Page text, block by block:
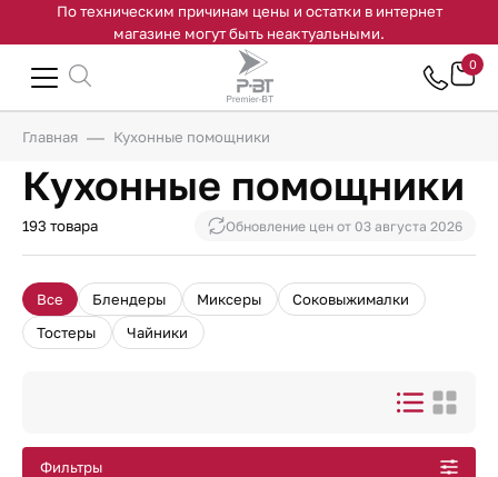
По техническим причинам цены и остатки в интернет
магазине могут быть неактуальными.
0
Главная Кухонные помощники
Кухонные помощники
193 товара Обновление цен от 03 августа 2026
Все Блендеры Миксеры
Соковыжималки
Тостеры
Чайники
Фильтры